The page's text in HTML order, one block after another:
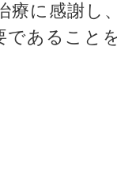
療に感謝し
であること